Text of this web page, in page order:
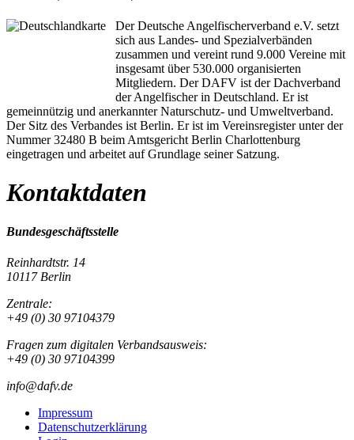
Der Deutsche Angelfischerverband e.V. setzt
sich aus Landes- und Spezialverbänden
zusammen und vereint rund 9.000 Vereine mit
insgesamt über 530.000 organisierten
Mitgliedern. Der DAFV ist der Dachverband
der Angelfischer in Deutschland. Er ist
gemeinnützig und anerkannter Naturschutz- und Umweltverband.
Der Sitz des Verbandes ist Berlin. Er ist im Vereinsregister unter der
Nummer 32480 B beim Amtsgericht Berlin Charlottenburg
eingetragen und arbeitet auf Grundlage seiner Satzung.
Kontaktdaten
Bundesgeschäftsstelle
Reinhardtstr. 14
10117 Berlin
Zentrale:
+49 (0) 30 97104379
Fragen zum digitalen Verbandsausweis:
+49 (0) 30 97104399
info@dafv.de
Impressum
Datenschutzerklärung